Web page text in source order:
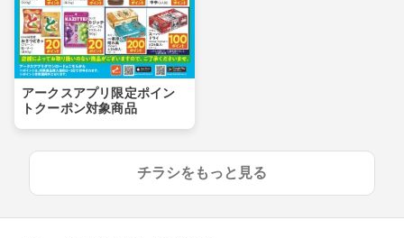
アークスアプリ限定ポイン
トクーポン対象商品
チラシをもっと見る